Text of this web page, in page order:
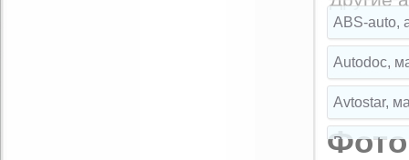
ABS-auto,
Autodoc,
Avtostar,
Broparts,